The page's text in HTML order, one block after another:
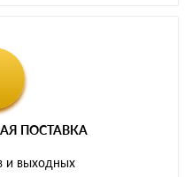
ПОСТАВКА
и выходных